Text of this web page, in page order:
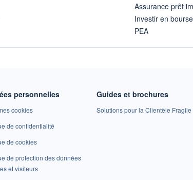
Assurance prêt
Investir en bourse
PEA
personnelles
cookies
de confidentialité
de cookies
de protection des données
et visiteurs
Guides et brochures
Solutions pour la Clientèle Fragile